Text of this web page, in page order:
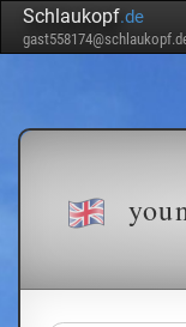
Schlaukopf.de